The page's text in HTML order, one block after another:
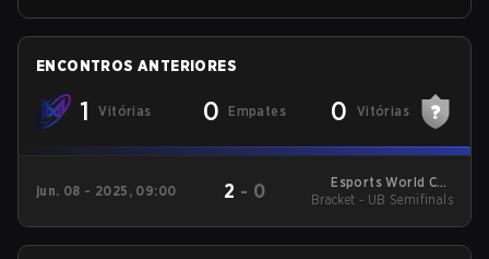
ENCONTROS ANTERIORES
1 Vitórias 0 Empates 0 Vitórias
jun. 08 - 2025, 09:00 2 - 0
Esports World Cup
2025: MESWA
Bracket - UB Semifinals